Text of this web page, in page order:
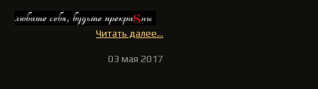
Читать далее...
03 мая 2017